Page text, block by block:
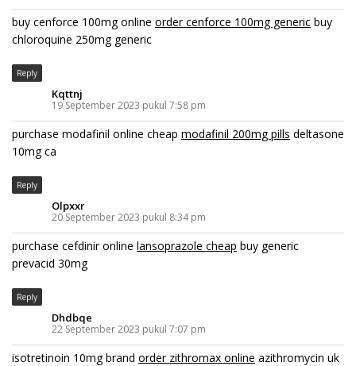
buy cenforce 100mg online order cenforce 100mg generic buy
chloroquine 250mg generic
Reply
Kqttnj
19 September 2023 pukul 7:58 pm
purchase modafinil online cheap modafinil 200mg pills deltasone
10mg ca
Reply
Olpxxr
20 September 2023 pukul 8:34 pm
purchase cefdinir online lansoprazole cheap buy generic
prevacid 30mg
Reply
Dhdbqe
22 September 2023 pukul 7:07 pm
isotretinoin 10mg brand order zithromax online azithromycin uk